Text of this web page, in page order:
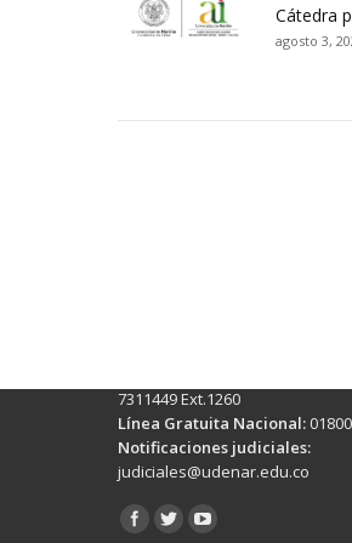
Cátedra
agosto 3,
7311449 Ext.1260
Línea Gratuita Nacional:
Notificaciones judiciales:
judiciales@udenar.edu.co
Encuéntranos en: